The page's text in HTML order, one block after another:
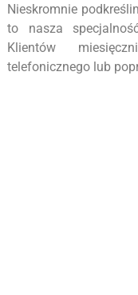
Nieskromnie
to nasza
Klientów
telefonicznego lub